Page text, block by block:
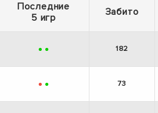
Последние
5 игр
Забито
+ + 182
- + 73